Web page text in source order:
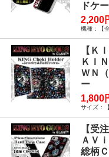
ドケ
2,200
機種：【
【Ｋ
ＫＩ
ＷＮ
ー
1,800
サイズ：
【受
ＡＶ
総柄